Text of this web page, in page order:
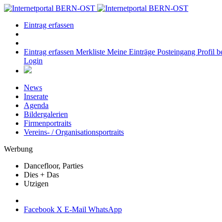
Eintrag erfassen
Eintrag erfassen Merkliste Meine Einträge Posteingang Profil
Login
News
Inserate
Agenda
Bildergalerien
Firmenportraits
Vereins- / Organisationsportraits
Werbung
Dancefloor, Parties
Dies + Das
Utzigen
Facebook X E-Mail WhatsApp